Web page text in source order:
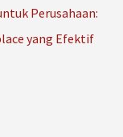
Perusahaan:
yang Efektif